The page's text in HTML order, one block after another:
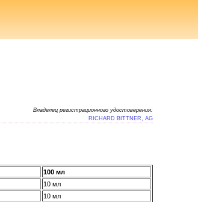
Владелец регистрационного удостоверения:
RICHARD BITTNER, AG
100 мл
10 мл
10 мл